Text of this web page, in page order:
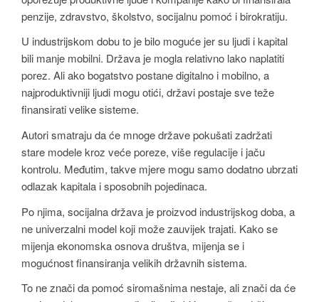
penzije, zdravstvo, školstvo, socijalnu pomoć i birokratiju.
U industrijskom dobu to je bilo moguće jer su ljudi i kapital
bili manje mobilni. Država je mogla relativno lako naplatiti
porez. Ali ako bogatstvo postane digitalno i mobilno, a
najproduktivniji ljudi mogu otići, državi postaje sve teže
finansirati velike sisteme.
Autori smatraju da će mnoge države pokušati zadržati
stare modele kroz veće poreze, više regulacije i jaču
kontrolu. Međutim, takve mjere mogu samo dodatno ubrzati
odlazak kapitala i sposobnih pojedinaca.
Po njima, socijalna država je proizvod industrijskog doba, a
ne univerzalni model koji može zauvijek trajati. Kako se
mijenja ekonomska osnova društva, mijenja se i
mogućnost finansiranja velikih državnih sistema.
To ne znači da pomoć siromašnima nestaje, ali znači da će